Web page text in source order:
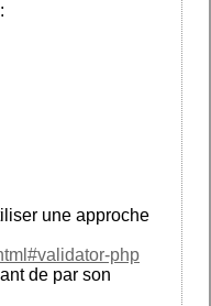
une approche
php
de par son